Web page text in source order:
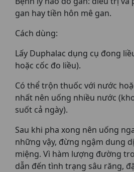
gan hay tiền hôn mê gan.
Cách dùng:
Lấy Duphalac dụng cụ đong
hoặc cốc đo liều).
Có thể trộn thuốc với nước
nhất nên uống nhiều nước
suốt cả ngày).
Sau khi pha xong nên uống
những vậy, đừng ngậm dung
miệng. Vì hàm lượng đường
dẫn đến tình trạng sâu răng,